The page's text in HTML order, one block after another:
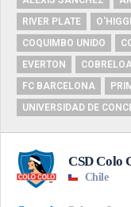
RIVER PLATE
COQUIMBO UNIDO
EVERTON
FC BARCELONA
UNIVERSIDAD DE